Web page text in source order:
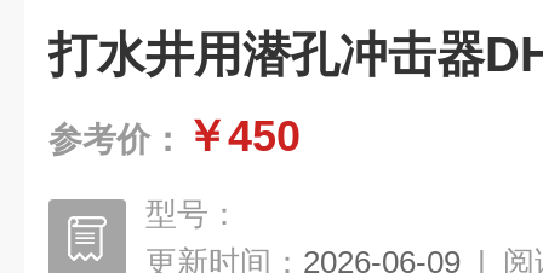
打水井用潜孔冲击器
参考价： ￥450
型号：
更新时间： 2026-06-09 | 阅